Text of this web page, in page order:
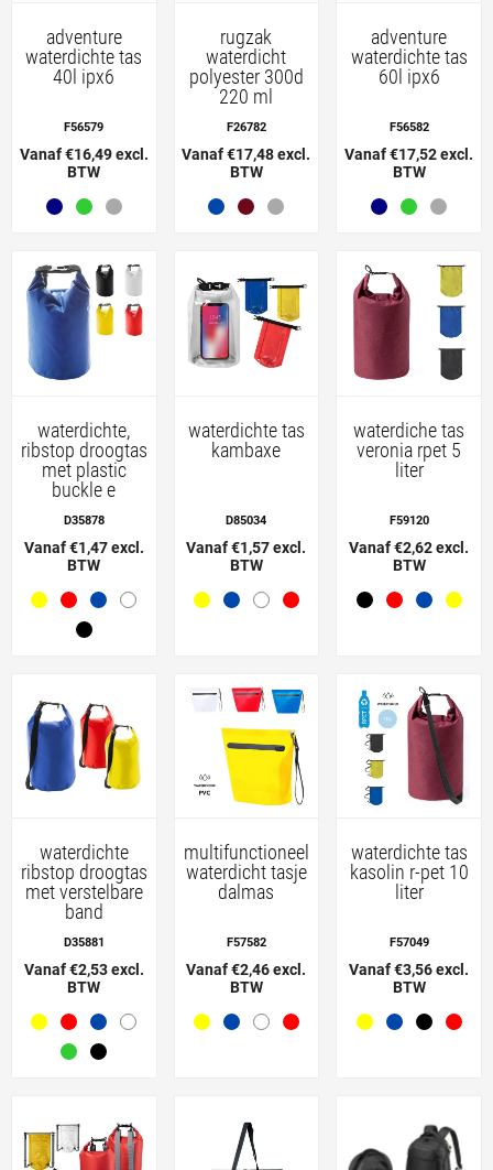
adventure
waterdichte tas
40l ipx6
F56579
Vanaf €16,49 excl.
BTW
rugzak
waterdicht
polyester 300d
220 ml
F26782
Vanaf €17,48 excl.
BTW
adventure
waterdichte tas
60l ipx6
F56582
Vanaf €17,52 excl.
BTW
waterdichte,
ribstop droogtas
met plastic
buckle e
D35878
Vanaf €1,47 excl.
BTW
waterdichte tas
kambaxe
D85034
Vanaf €1,57 excl.
BTW
waterdiche tas
veronia rpet 5
liter
F59120
Vanaf €2,62 excl.
BTW
waterdichte
ribstop droogtas
met verstelbare
band
D35881
Vanaf €2,53 excl.
BTW
multifunctioneel
waterdicht tasje
dalmas
F57582
Vanaf €2,46 excl.
BTW
waterdichte tas
kasolin r-pet 10
liter
F57049
Vanaf €3,56 excl.
BTW